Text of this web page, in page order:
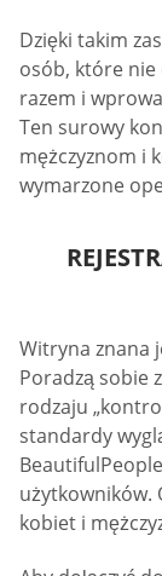
Dzięki takim
osób, które nie
razem i
Ten surowy
mężczyznom i
wymarzone
Witryna znana
Poradzą sobie
rodzaju
standardy
użytkowników.
kobiet i